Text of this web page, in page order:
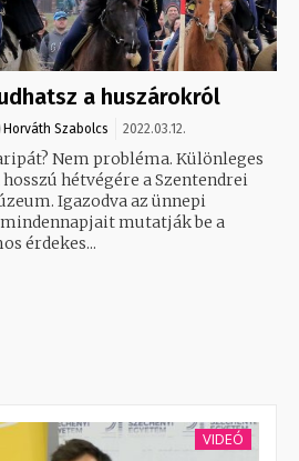
a huszárokról
Horváth Szabolcs 2022.03.12.
Nem probléma. Különleges
hétvégére a Szentendrei
Igazodva az ünnepi
mutatják be a
érdekes...
VIDEÓ